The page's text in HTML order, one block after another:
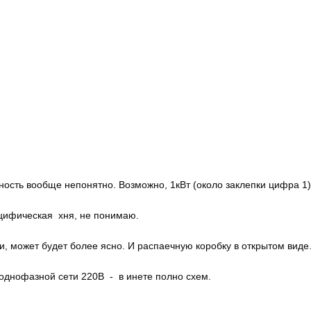
вообще непонятно. Возможно, 1кВт (около заклепки цифра 1)
хня, не понимаю.
будет более ясно. И распаечную коробку в открытом виде.
сети 220В - в инете полно схем.